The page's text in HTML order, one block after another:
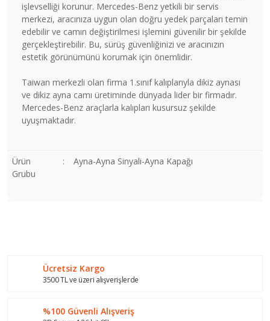
işlevselliği korunur. Mercedes-Benz yetkili bir servis
merkezi, aracınıza uygun olan doğru yedek parçaları temin
edebilir ve camın değiştirilmesi işlemini güvenilir bir şekilde
gerçekleştirebilir. Bu, sürüş güvenliğinizi ve aracınızın
estetik görünümünü korumak için önemlidir.
Taiwan merkezli olan firma 1.sınıf kalıplarıyla dikiz aynası
ve dikiz ayna camı üretiminde dünyada lider bir firmadır.
Mercedes-Benz araçlarla kalıpları kusursuz şekilde
uyuşmaktadır.
Ürün
Grubu
: Ayna-Ayna Sinyali-Ayna Kapağı
Ürün resmi kalitesiz, bozuk veya görüntülenemiyor.
Ürün bilgilerinde hatalar bulunuyor.
Ücretsiz Kargo
3500 TL ve üzeri alışverişlerde
%100 Güvenli Alışveriş